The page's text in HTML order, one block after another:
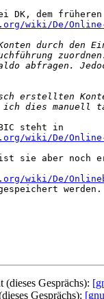
wiki/De/Online-
wiki/De/Online-
ist sie aber
wiki/De/
werden.
Gesprächs):
Gesprächs):